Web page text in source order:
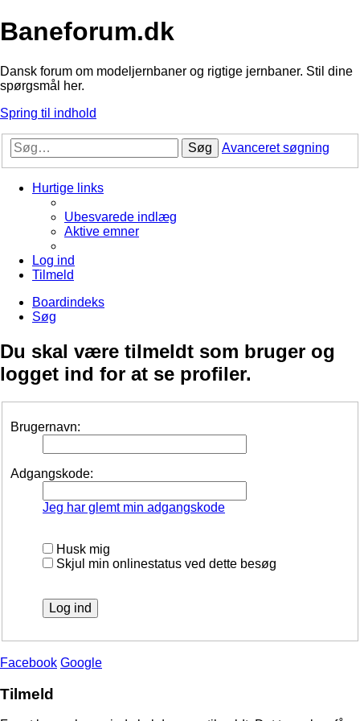
Baneforum.dk
Dansk forum om modeljernbaner og rigtige jernbaner. Stil dine
spørgsmål her.
Spring til indhold
Søg Avanceret søgning
Hurtige links
Ubesvarede indlæg
Aktive emner
Log ind
Tilmeld
Boardindeks
Søg
Du skal være tilmeldt som bruger og
logget ind for at se profiler.
Brugernavn:
Adgangskode:
Jeg har glemt min adgangskode
Husk mig
Skjul min onlinestatus ved dette besøg
Facebook Google
Tilmeld